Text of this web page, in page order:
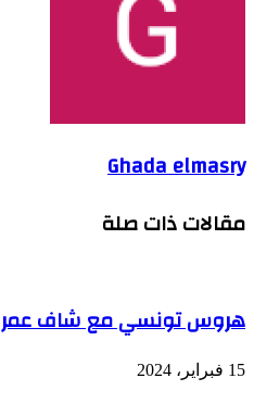
Ghada elmasry
مقالات ذات صلة
هروس تونسي مع شاف عمر
15 فبراير، 2024